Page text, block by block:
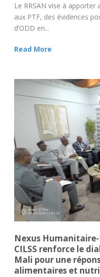
Le RRSAN vise à
aux PTF, des évidences
d’ODD en...
Read More
Nexus
CILSS renforce le
Mali pour une
alimentaires et